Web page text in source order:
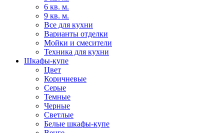
6 кв. м.
9 кв. м.
Все для кухни
Варианты отделки
Мойки и смесители
Техника для кухни
Шкафы-купе
Цвет
Коричневые
Серые
Темные
Черные
Светлые
Белые шкафы-купе